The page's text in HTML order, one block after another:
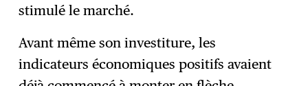
stimulé le marché.
Avant même son investiture, les
indicateurs économiques positifs avaient